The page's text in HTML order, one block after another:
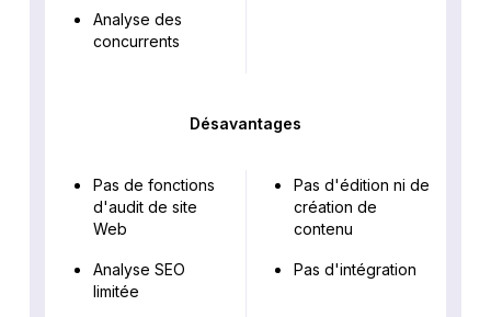
Analyse des
concurrents
Désavantages
Pas de fonctions
d'audit de site
Web
Analyse SEO
limitée
Pas d'édition ni de
création de
contenu
Pas d'intégration